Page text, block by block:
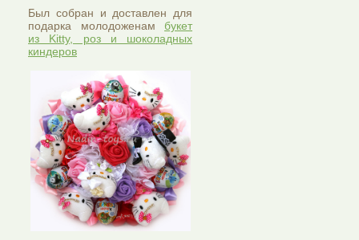
Был собран и доставлен для
подарка молодоженам букет
из Kitty, роз и шоколадных
киндеров